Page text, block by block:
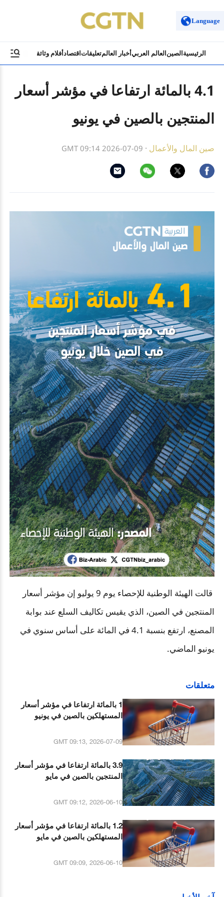
Language
الرئيسية الصين العالم العربيأخبار العالمتعليقات اقتصادأفلام وثائقية ثقافة
4.1 بالمائة ارتفاعا في مؤشر أسعار
المنتجين بالصين في يونيو
صين المال والأعمال ·
GMT 09:14 2026-07-09
قالت الهيئة الوطنية للإحصاء يوم 9يوليو إن مؤشر أسعار
المنتجين في الصين، الذي يقيس تكاليف السلع عند بوابة
المصنع، ارتفع بنسبة 4.1 في المائة على أساس سنوي في
يونيو الماضي.
متعلقات
1 بالمائة ارتفاعا في مؤشر أسعار
المستهلكين بالصين في يونيو
GMT 09:13, 2026-07-09
3.9 بالمائة ارتفاعا في مؤشر أسعار
المنتجين بالصين في مايو
GMT 09:12, 2026-06-10
1.2 بالمائة ارتفاعا في مؤشر أسعار
المستهلكين بالصين في مايو
GMT 09:09, 2026-06-10